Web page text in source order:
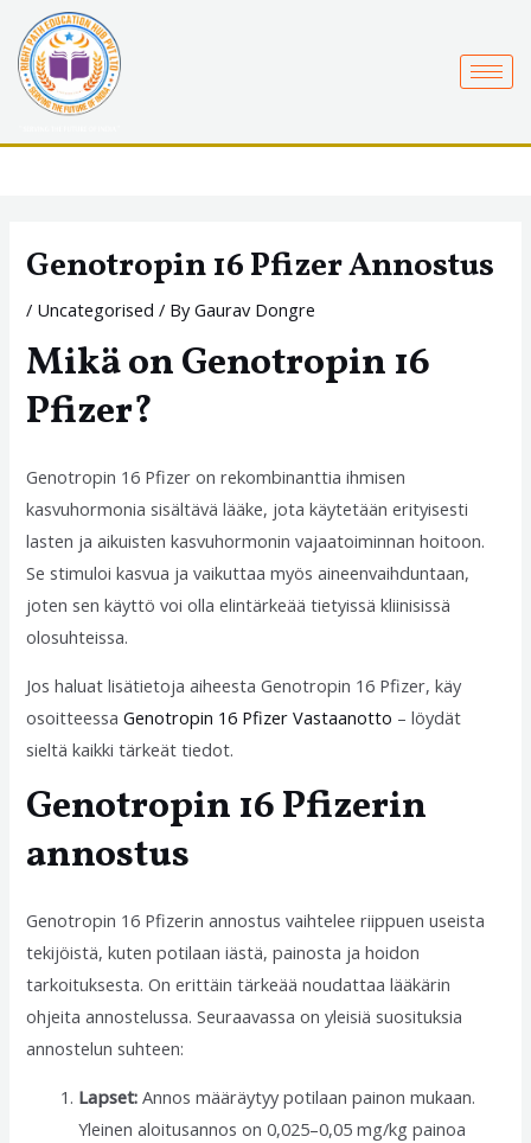
content
Genotropin 16 Pfizer Annostus
/ Uncategorised / ByGaurav Dongre
Mikä on Genotropin 16
Pfizer?
Genotropin 16 Pfizer on rekombinanttia ihmisen
kasvuhormonia sisältävä lääke, jota käytetään erityisesti
lasten ja aikuisten kasvuhormonin vajaatoiminnan hoitoon.
Se stimuloi kasvua ja vaikuttaa myös aineenvaihduntaan,
joten sen käyttö voi olla elintärkeää tietyissä kliinisissä
olosuhteissa.
Jos haluat lisätietoja aiheesta Genotropin 16 Pfizer, käy
osoitteessaGenotropin 16 Pfizer Vastaanotto – löydät
sieltä kaikki tärkeät tiedot.
Genotropin 16 Pfizerin
annostus
Genotropin 16 Pfizerin annostus vaihtelee riippuen useista
tekijöistä, kuten potilaan iästä, painosta ja hoidon
tarkoituksesta. On erittäin tärkeää noudattaa lääkärin
ohjeita annostelussa. Seuraavassa on yleisiä suosituksia
annostelun suhteen:
Lapset: Annos määräytyy potilaan painon mukaan.
Yleinen aloitusannos on 0,025–0,05 mg/kg painoa